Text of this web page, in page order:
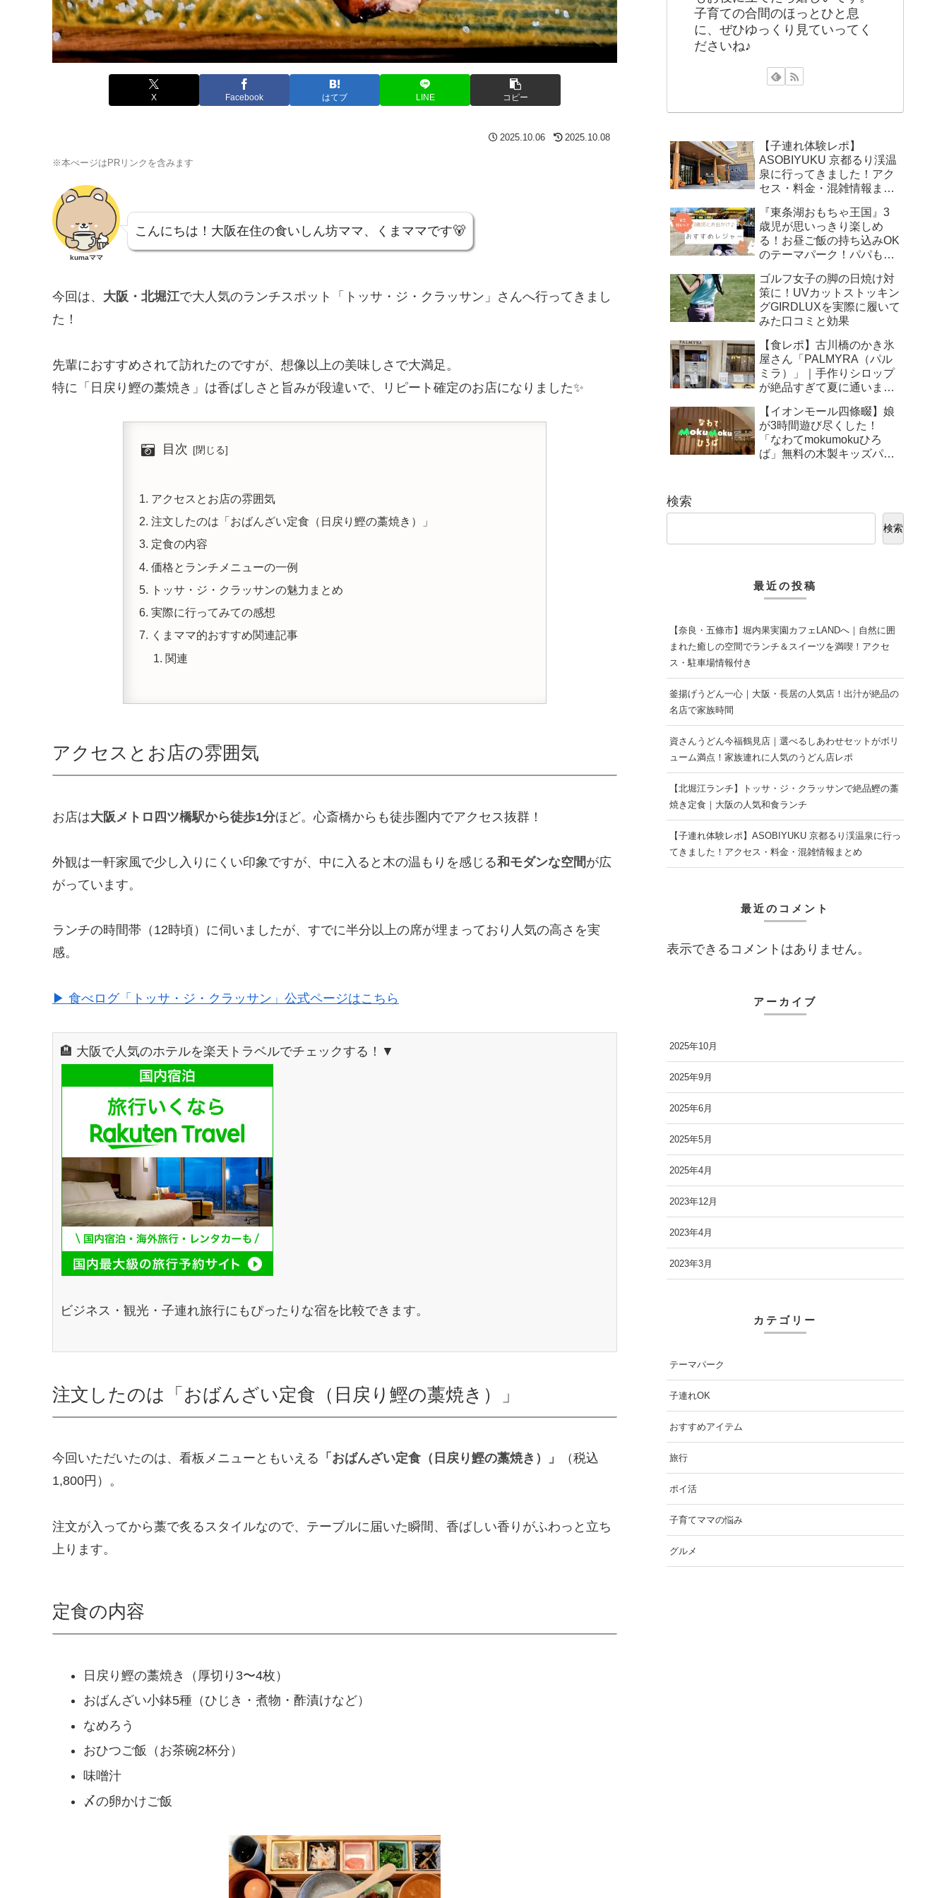
X Facebook はてブ LINE コピー
2025.10.06 2025.10.08
※本ぺージはPRリンクを含みます
kumaママ
こんにちは！大阪在住の食いしん坊ママ、くまママです🐻
今回は、 大阪・北堀江で大人気のランチスポット「トッサ・ジ・クラッサン」さんへ行ってきまし
た！
先輩におすすめされて訪れたのですが、想像以上の美味しさで大満足。
特に「日戻り鰹の藁焼き」は香ばしさと旨みが段違いで、リピート確定のお店になりました✨
目次
アクセスとお店の雰囲気
注文したのは「おばんざい定食（日戻り鰹の藁焼き）」
定食の内容
価格とランチメニューの一例
トッサ・ジ・クラッサンの魅力まとめ
実際に行ってみての感想
くまママ的おすすめ関連記事
関連
アクセスとお店の雰囲気
お店は大阪メトロ四ツ橋駅から徒歩1分ほど。心斎橋からも徒歩圏内でアクセス抜群！
外観は一軒家風で少し入りにくい印象ですが、中に入ると木の温もりを感じる和モダンな空間が広
がっています。
ランチの時間帯（12時頃）に伺いましたが、すでに半分以上の席が埋まっており人気の高さを実
感。
▶ 食べログ「トッサ・ジ・クラッサン」公式ページはこちら
🏨 大阪で人気のホテルを楽天トラベルでチェックする！▼
ビジネス・観光・子連れ旅行にもぴったりな宿を比較できます。
注文したのは「おばんざい定食（日戻り鰹の藁焼き）」
今回いただいたのは、看板メニューともいえる 「おばんざい定食（日戻り鰹の藁焼き）」
（税込
1,800円）。
注文が入ってから藁で炙るスタイルなので、テーブルに届いた瞬間、香ばしい香りがふわっと立ち
上ります。
定食の内容
日戻り鰹の藁焼き（厚切り3〜4枚）
おばんざい小鉢5種（ひじき・煮物・酢漬けなど）
なめろう
おひつご飯（お茶碗2杯分）
味噌汁
〆の卵かけご飯
子育ての合間のほっとひと息
に、ぜひゆっくり見ていってく
ださいね♪
【子連れ体験レポ】
ASOBIYUKU 京都るり渓温
泉に行ってきました！アク
セス・料金・混雑情報まと
『東条湖おもちゃ王国』3
歳児が思いっきり楽しめ
る！お昼ご飯の持ち込みOK
のテーマパーク！パパもマ
ゴルフ女子の脚の日焼け対
策に！UVカットストッキン
グGIRDLUXを実際に履いて
みた口コミと効果
【食レポ】古川橋のかき氷
屋さん「PALMYRA（パル
ミラ）」｜手作りシロップ
が絶品すぎて夏に通いまく
【イオンモール四條畷】娘
が3時間遊び尽くした！
「なわてmokumokuひろ
ば」無料の木製キッズパー
検索
検索
最近の投稿
【奈良・五條市】堀内果実園カフェLANDへ｜自然に囲
まれた癒しの空間でランチ＆スイーツを満喫！アクセ
ス・駐車場情報付き
釜揚げうどん一心｜大阪・長居の人気店！出汁が絶品の
名店で家族時間
資さんうどん今福鶴見店｜選べるしあわせセットがボリ
ューム満点！家族連れに人気のうどん店レポ
【北堀江ランチ】トッサ・ジ・クラッサンで絶品鰹の藁
焼き定食｜大阪の人気和食ランチ
【子連れ体験レポ】ASOBIYUKU 京都るり渓温泉に行っ
てきました！アクセス・料金・混雑情報まとめ
最近のコメント
表示できるコメントはありません。
アーカイブ
2025年10月
2025年9月
2025年6月
2025年5月
2025年4月
2023年12月
2023年4月
2023年3月
カテゴリー
テーマパーク
子連れOK
おすすめアイテム
旅行
ポイ活
子育てママの悩み
グルメ